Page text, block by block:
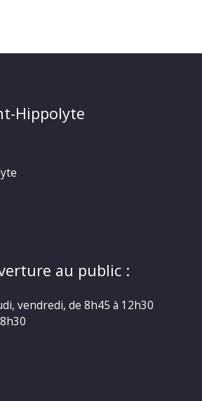
Hippolyte
au public :
vendredi, de 8h45 à 12h30